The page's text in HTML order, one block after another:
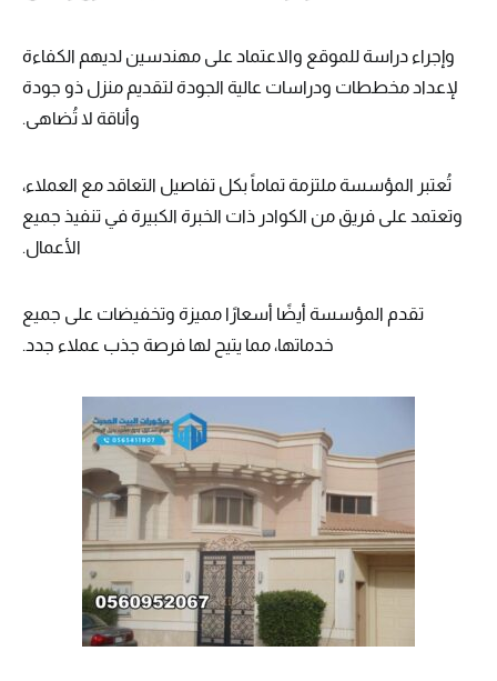
وإجراء دراسة للموقع والاعتماد على مهندسين لديهم الكفاءة
لإعداد مخططات ودراسات عالية الجودة لتقديم منزل ذو جودة
وأناقة لا تُضاهى.
تُعتبر المؤسسة ملتزمة تماماً بكل تفاصيل التعاقد مع العملاء،
وتعتمد على فريق من الكوادر ذات الخبرة الكبيرة في تنفيذ جميع
الأعمال.
تقدم المؤسسة أيضًا أسعارًا مميزة وتخفيضات على جميع
خدماتها، مما يتيح لها فرصة جذب عملاء جدد.